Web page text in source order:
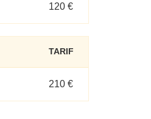
120 €
TARIF
210 €